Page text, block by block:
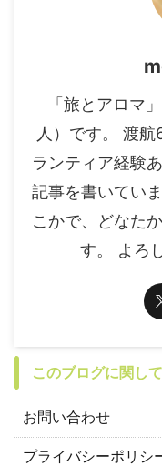
「旅とアロマ
人）です。 渡
ランティア経験
記事を書いてい
こかで、どなた
す。 よろ
このブログに関して
お問い合わせ
プライバシーポリシ